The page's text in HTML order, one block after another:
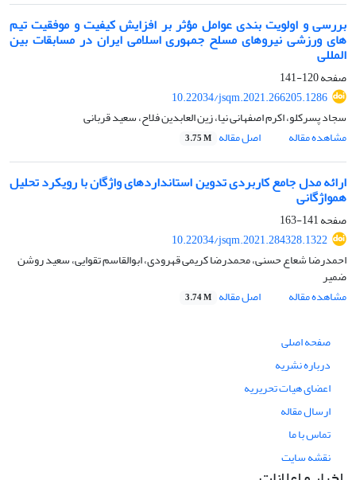
بررسی و اولویت بندی عوامل مؤثر بر افزایش کیفیت و موفقیت تیم
های ورزشی نیروهای مسلح جمهوری اسلامی ایران در مسابقات بین
المللی
صفحه120-141
10.22034/jsqm.2021.266205.1286
سجاد پسرکلو، اکرم اصفهانی نیا، زین العابدین فلاح، سعید قربانی
مشاهده مقاله
اصل مقاله 3.75 M
ارائه مدل جامع کاربردی تدوین استانداردهای واژگان با رویکرد ‏تحلیل
هم‏واژگانی
صفحه141-163
10.22034/jsqm.2021.284328.1322
احمدرضا شعاع حسنی، محمدرضا کریمی قهرودی، ابوالقاسم تقوایی، سعید روشن
ضمیر
مشاهده مقاله
اصل مقاله 3.74 M
صفحه اصلی
درباره نشریه
اعضای هیات تحریریه
ارسال مقاله
تماس با ما
نقشه سایت